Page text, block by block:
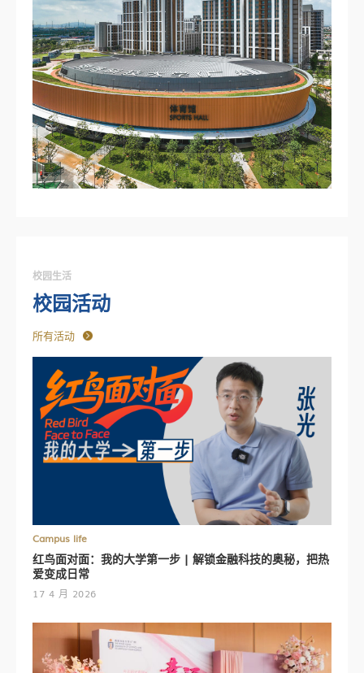
校园生活
校园活动
所有活动
Campus life
红鸟面对面：我的大学第一步 | 解锁金融科技的奥秘，把热
爱变成日常
17 4 月 2026